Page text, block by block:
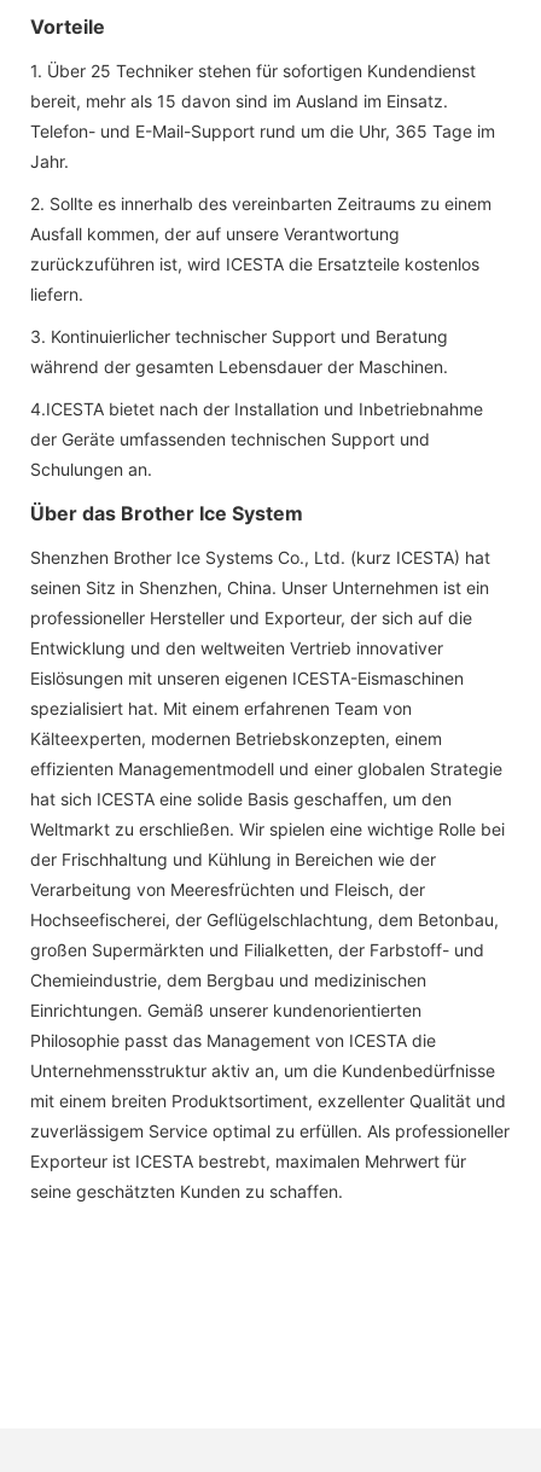
Vorteile
1. Über 25 Techniker stehen für sofortigen Kundendienst
bereit, mehr als 15 davon sind im Ausland im Einsatz.
Telefon- und E-Mail-Support rund um die Uhr, 365 Tage im
Jahr.
2. Sollte es innerhalb des vereinbarten Zeitraums zu einem
Ausfall kommen, der auf unsere Verantwortung
zurückzuführen ist, wird ICESTA die Ersatzteile kostenlos
liefern.
3. Kontinuierlicher technischer Support und Beratung
während der gesamten Lebensdauer der Maschinen.
4.ICESTA bietet nach der Installation und Inbetriebnahme
der Geräte umfassenden technischen Support und
Schulungen an.
Über das Brother Ice System
Shenzhen Brother Ice Systems Co., Ltd. (kurz ICESTA) hat
seinen Sitz in Shenzhen, China. Unser Unternehmen ist ein
professioneller Hersteller und Exporteur, der sich auf die
Entwicklung und den weltweiten Vertrieb innovativer
Eislösungen mit unseren eigenen ICESTA-Eismaschinen
spezialisiert hat. Mit einem erfahrenen Team von
Kälteexperten, modernen Betriebskonzepten, einem
effizienten Managementmodell und einer globalen Strategie
hat sich ICESTA eine solide Basis geschaffen, um den
Weltmarkt zu erschließen. Wir spielen eine wichtige Rolle bei
der Frischhaltung und Kühlung in Bereichen wie der
Verarbeitung von Meeresfrüchten und Fleisch, der
Hochseefischerei, der Geflügelschlachtung, dem Betonbau,
großen Supermärkten und Filialketten, der Farbstoff- und
Chemieindustrie, dem Bergbau und medizinischen
Einrichtungen. Gemäß unserer kundenorientierten
Philosophie passt das Management von ICESTA die
Unternehmensstruktur aktiv an, um die Kundenbedürfnisse
mit einem breiten Produktsortiment, exzellenter Qualität und
zuverlässigem Service optimal zu erfüllen. Als professioneller
Exporteur ist ICESTA bestrebt, maximalen Mehrwert für
seine geschätzten Kunden zu schaffen.